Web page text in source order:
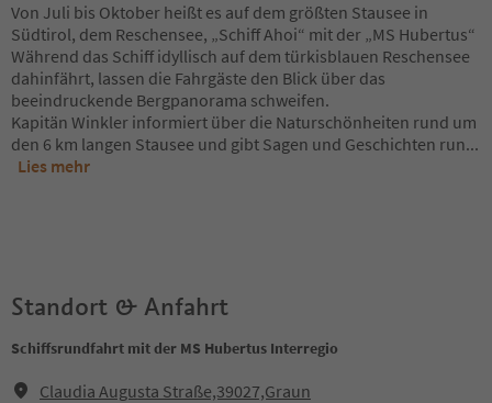
Von Juli bis Oktober heißt es auf dem größten Stausee in
Südtirol, dem Reschensee, „Schiff Ahoi“ mit der „MS Hubertus“
Während das Schiff idyllisch auf dem türkisblauen Reschensee
dahinfährt, lassen die Fahrgäste den Blick über das
beeindruckende Bergpanorama schweifen.
Kapitän Winkler informiert über die Naturschönheiten rund um
den 6 km langen Stausee und gibt Sagen und Geschichten run...
Lies mehr
Standort & Anfahrt
Schiffsrundfahrt mit der MS Hubertus Interregio
Claudia Augusta Straße,39027,Graun